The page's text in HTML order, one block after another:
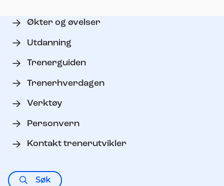
Økter og øvelser
Utdanning
Trenerguiden
Trenerhverdagen
Verktøy
Personvern
Kontakt trenerutvikler
Søk